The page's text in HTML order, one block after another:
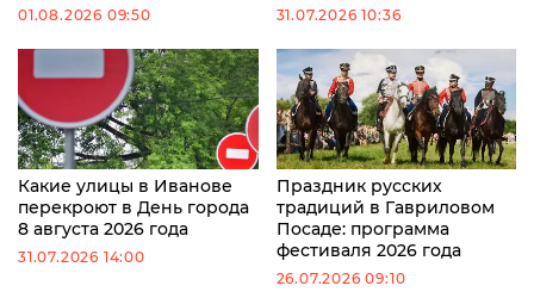
01.08.2026 09:50 31.07.2026 10:36
Какие улицы в Иванове
перекроют в День города
8 августа 2026 года
31.07.2026 14:00
Праздник русских
традиций в Гавриловом
Посаде: программа
фестиваля 2026 года
26.07.2026 09:10